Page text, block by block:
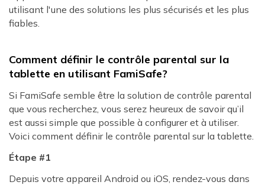
utilisant l'une des solutions les plus sécurisés et les plus
fiables.
Comment définir le contrôle parental sur la
tablette en utilisant FamiSafe?
Si FamiSafe semble être la solution de contrôle parental
que vous recherchez, vous serez heureux de savoir qu’il
est aussi simple que possible à configurer et à utiliser.
Voici comment définir le contrôle parental sur la tablette.
Étape #1
Depuis votre appareil Android ou iOS, rendez-vous dans